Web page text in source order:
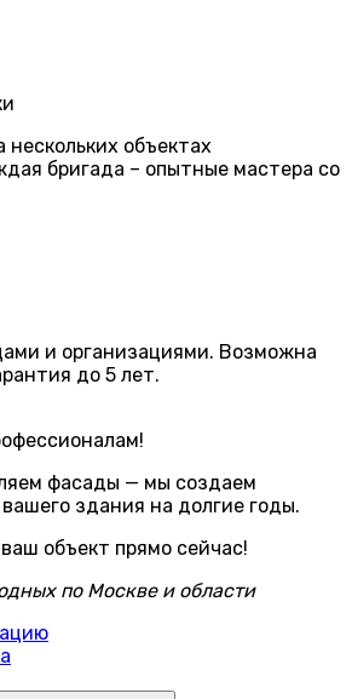
объектах
бригада – опытные мастера со
и организациями. Возможна
до 5 лет.
фасады — мы создаем
здания на долгие годы.
объект прямо сейчас!
по Москве и области